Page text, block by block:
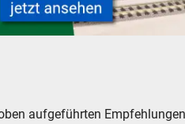
aufgeführten